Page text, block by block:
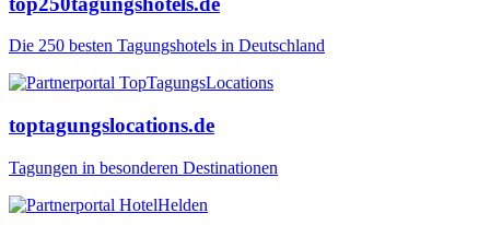
Die 250 besten Tagungshotels in Deutschland
toptagungslocations.de
Tagungen in besonderen Destinationen